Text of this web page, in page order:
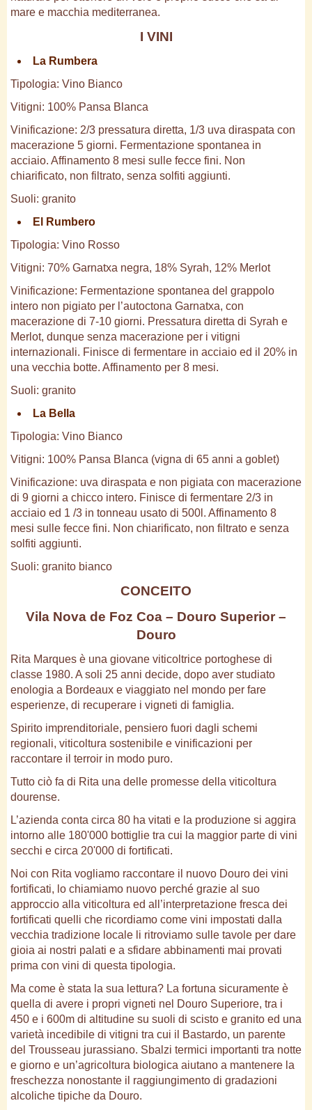
mare e macchia mediterranea.
I VINI
La Rumbera
Tipologia: Vino Bianco
Vitigni: 100% Pansa Blanca
Vinificazione: 2/3 pressatura diretta, 1/3 uva diraspata con
macerazione 5 giorni. Fermentazione spontanea in
acciaio. Affinamento 8 mesi sulle fecce fini. Non
chiarificato, non filtrato, senza solfiti aggiunti.
Suoli: granito
El Rumbero
Tipologia: Vino Rosso
Vitigni: 70% Garnatxa negra, 18% Syrah, 12% Merlot
Vinificazione: Fermentazione spontanea del grappolo
intero non pigiato per l’autoctona Garnatxa, con
macerazione di 7-10 giorni. Pressatura diretta di Syrah e
Merlot, dunque senza macerazione per i vitigni
internazionali. Finisce di fermentare in acciaio ed il 20% in
una vecchia botte. Affinamento per 8 mesi.
Suoli: granito
La Bella
Tipologia: Vino Bianco
Vitigni: 100% Pansa Blanca (vigna di 65 anni a goblet)
Vinificazione: uva diraspata e non pigiata con macerazione
di 9 giorni a chicco intero. Finisce di fermentare 2/3 in
acciaio ed 1 /3 in tonneau usato di 500l. Affinamento 8
mesi sulle fecce fini. Non chiarificato, non filtrato e senza
solfiti aggiunti.
Suoli: granito bianco
CONCEITO
Vila Nova de Foz Coa – Douro Superior –
Douro
Rita Marques è una giovane viticoltrice portoghese di
classe 1980. A soli 25 anni decide, dopo aver studiato
enologia a Bordeaux e viaggiato nel mondo per fare
esperienze, di recuperare i vigneti di famiglia.
Spirito imprenditoriale, pensiero fuori dagli schemi
regionali, viticoltura sostenibile e vinificazioni per
raccontare il terroir in modo puro.
Tutto ciò fa di Rita una delle promesse della viticoltura
dourense.
L’azienda conta circa 80 ha vitati e la produzione si aggira
intorno alle 180'000 bottiglie tra cui la maggior parte di vini
secchi e circa 20'000 di fortificati.
Noi con Rita vogliamo raccontare il nuovo Douro dei vini
fortificati, lo chiamiamo nuovo perché grazie al suo
approccio alla viticoltura ed all’interpretazione fresca dei
fortificati quelli che ricordiamo come vini impostati dalla
vecchia tradizione locale li ritroviamo sulle tavole per dare
gioia ai nostri palati e a sfidare abbinamenti mai provati
prima con vini di questa tipologia.
Ma come è stata la sua lettura? La fortuna sicuramente è
quella di avere i propri vigneti nel Douro Superiore, tra i
450 e i 600m di altitudine su suoli di scisto e granito ed una
varietà incedibile di vitigni tra cui il Bastardo, un parente
del Trousseau jurassiano. Sbalzi termici importanti tra notte
e giorno e un’agricoltura biologica aiutano a mantenere la
freschezza nonostante il raggiungimento di gradazioni
alcoliche tipiche da Douro.